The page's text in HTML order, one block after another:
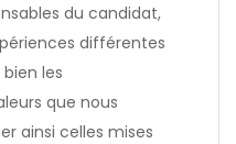
du candidat,
différentes
bien les
que nous
ainsi celles mises